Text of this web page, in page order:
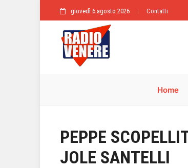
giovedì 6 agosto 2026 Contatti
Home
PEPPE
JOLE SANTELLI